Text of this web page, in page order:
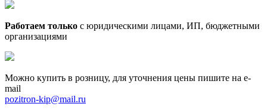
Работаем только с юридическими лицами, ИП, бюджетными
организациями
Можно купить в розницу, для уточнения цены пишите на e-
mail
pozitron-kip@mail.ru